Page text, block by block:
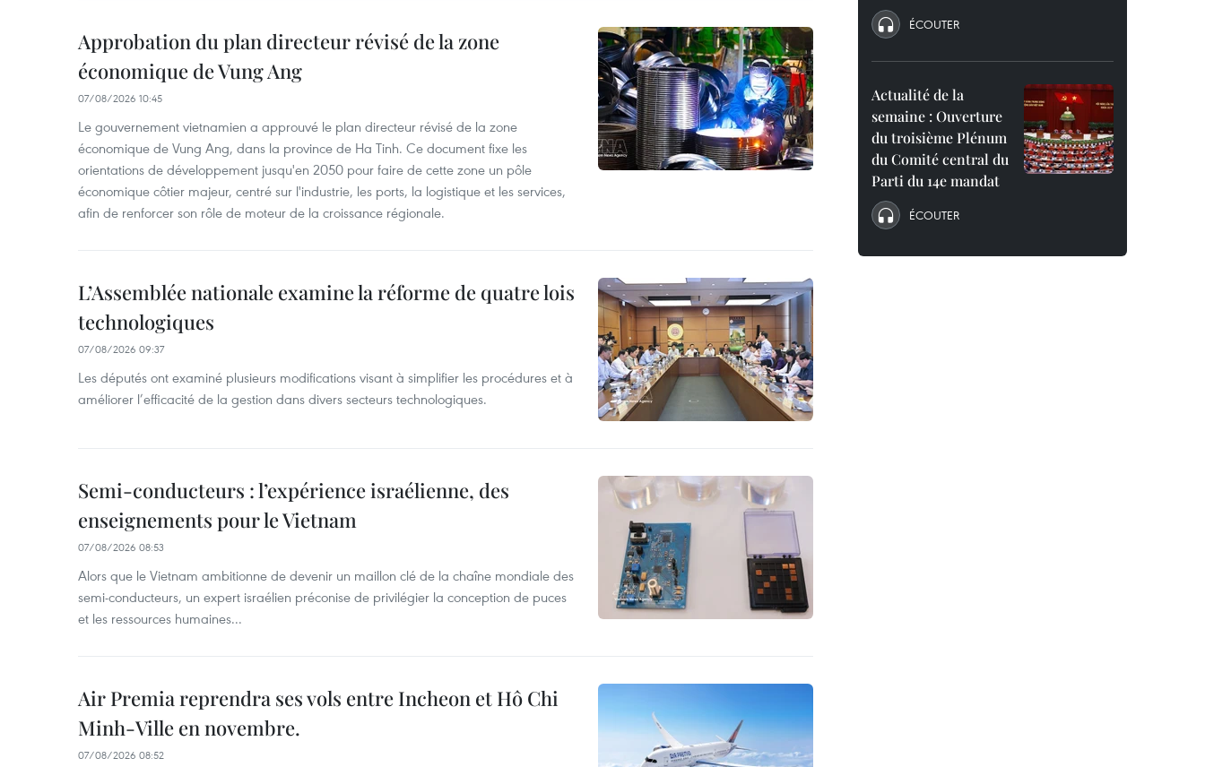
Approbation du plan directeur révisé de la zone
économique de Vung Ang
07/08/2026 10:45
Le gouvernement vietnamien a approuvé le plan directeur révisé de la zone
économique de Vung Ang, dans la province de Ha Tinh. Ce document fixe les
orientations de développement jusqu'en 2050 pour faire de cette zone un pôle
économique côtier majeur, centré sur l'industrie, les ports, la logistique et les services,
afin de renforcer son rôle de moteur de la croissance régionale.
L’Assemblée nationale examine la réforme de quatre lois
technologiques
07/08/2026 09:37
Les députés ont examiné plusieurs modifications visant à simplifier les procédures et à
améliorer l’efficacité de la gestion dans divers secteurs technologiques.
Semi-conducteurs : l’expérience israélienne, des
enseignements pour le Vietnam
07/08/2026 08:53
Alors que le Vietnam ambitionne de devenir un maillon clé de la chaîne mondiale des
semi-conducteurs, un expert israélien préconise de privilégier la conception de puces
et les ressources humaines...
Air Premia reprendra ses vols entre Incheon et Hô Chi
Minh-Ville en novembre.
07/08/2026 08:52
ÉCOUTER
Actualité de la
semaine : Ouverture
du troisième Plénum
du Comité central du
Parti du 14e mandat
ÉCOUTER